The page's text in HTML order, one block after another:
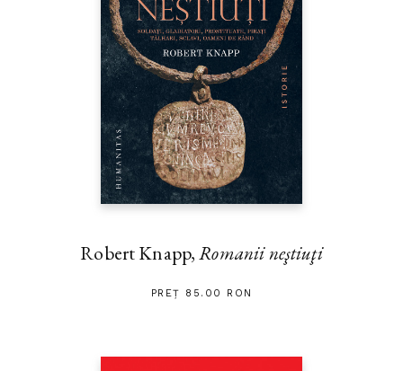
Robert Knapp,Romanii neştiuţi
PREȚ 85.00 RON